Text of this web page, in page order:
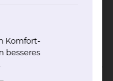
Fachvortrag um 18
des
dem Vortrag stehen
zum Austausch bereit.
Komfort-
besseres